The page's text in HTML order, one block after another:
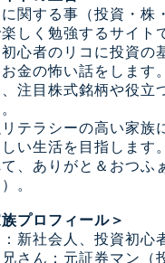
関する事（投資・株
しく勉強するサイト
心者のリコに投資の
お金の怖い話をします
注目株式銘柄や役立
テラシーの高い家族
い生活を目指します
て、ありがと＆おつふ
。
族プロフィール＞
：新社会人、投資初心
兄さん：元証券マン（